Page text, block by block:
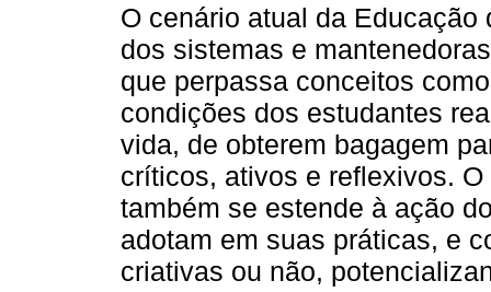
O cenário atual da
dos sistemas e
que perpassa conceitos
condições dos estudantes
vida, de obterem bagagem
críticos, ativos e reflexivos.
também se estende à ação
adotam em suas práticas, e
criativas ou não,